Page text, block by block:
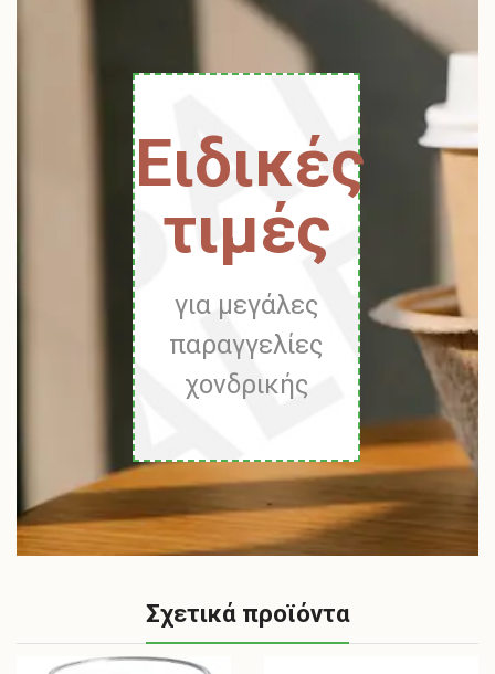
Ειδικές
τιμές
για μεγάλες
παραγγελίες
χονδρικής
Σχετικά προϊόντα